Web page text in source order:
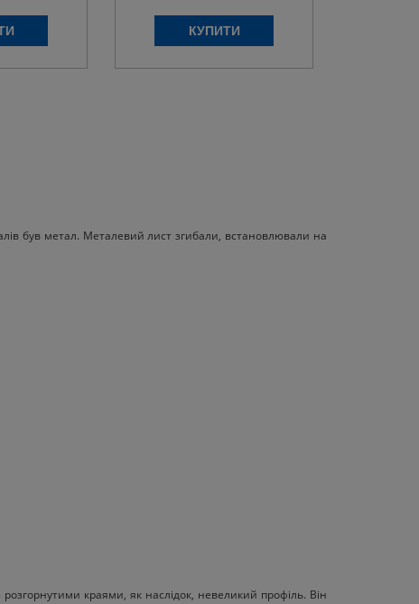
був метал. Металевий лист згибали, встановлювали на
краями, як наслідок, невеликий профіль. Він